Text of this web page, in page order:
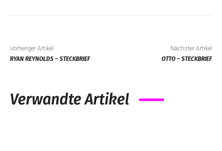
Vorheriger Artikel
RYAN REYNOLDS – STECKBRIEF
Nächster Artikel
OTTO – STECKBRIEF
Verwandte Artikel